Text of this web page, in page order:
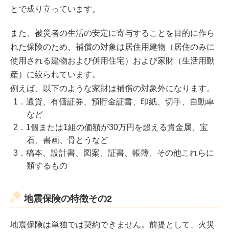
とで成り立っています。
また、被災者の生活の安定に寄与することを目的に作ら
れた保険のため、補償の対象は居住用建物（居住のみに
使用される建物および併用住宅）および家財（生活用動
産）に絞られています。
例えば、以下のような家財は補償の対象外になります。
1．通貨、有価証券、預貯金証書、印紙、切手、自動車
など
2．1個または1組の価額が30万円を超える貴金属、宝
石、書画、骨とうなど
3．稿本、設計書、図案、証書、帳簿、その他これらに
類するもの
地震保険の特徴その2
地震保険は単独では契約できません。前提として、火災